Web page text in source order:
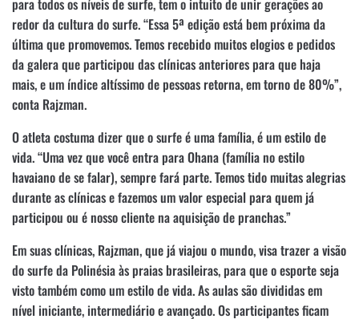
para todos os níveis de surfe, tem o intuito de unir gerações ao
redor da cultura do surfe. “Essa 5ª edição está bem próxima da
última que promovemos. Temos recebido muitos elogios e pedidos
da galera que participou das clínicas anteriores para que haja
mais, e um índice altíssimo de pessoas retorna, em torno de 80%”,
conta Rajzman.
O atleta costuma dizer que o surfe é uma família, é um estilo de
vida. “Uma vez que você entra para Ohana (família no estilo
havaiano de se falar), sempre fará parte. Temos tido muitas alegrias
durante as clínicas e fazemos um valor especial para quem já
participou ou é nosso cliente na aquisição de pranchas.”
Em suas clínicas, Rajzman, que já viajou o mundo, visa trazer a visão
do surfe da Polinésia às praias brasileiras, para que o esporte seja
visto também como um estilo de vida. As aulas são divididas em
nível iniciante, intermediário e avançado. Os participantes ficam